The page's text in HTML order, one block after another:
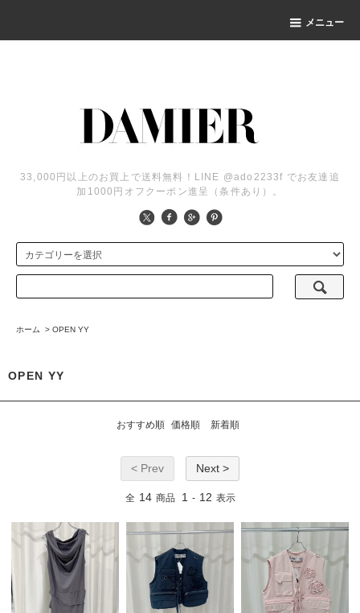
メニュー
33,000円以上のお買上で送料無料！LINE @ado2233f でお友達追
加1000円オフクーポン進呈（条件あり）。
ホーム > OPEN YY
OPEN YY
おすすめ順 価格順 新着順
< Prev Next >
全 14 商品 1 - 12 表示